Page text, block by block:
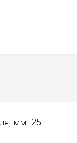
мм: 25